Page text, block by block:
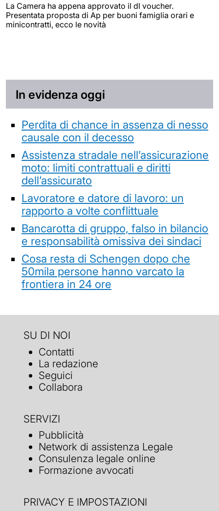
La Camera ha appena approvato il dl voucher.
Presentata proposta di Ap per buoni famiglia orari e
minicontratti, ecco le novità
In evidenza oggi
Perdita di chance in assenza di nesso
causale con il decesso
Assistenza stradale nell’assicurazione
moto: limiti contrattuali e diritti
dell’assicurato
Lavoratore e datore di lavoro: un
rapporto a volte conflittuale
Bancarotta di gruppo, falso in bilancio
e responsabilità omissiva dei sindaci
Cosa resta di Schengen dopo che
50mila persone hanno varcato la
frontiera in 24 ore
SU DI NOI
Contatti
La redazione
Seguici
Collabora
SERVIZI
Pubblicità
Network di assistenza Legale
Consulenza legale online
Formazione avvocati
PRIVACY E IMPOSTAZIONI